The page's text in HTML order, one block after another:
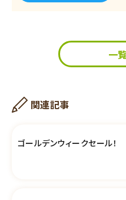
一
関連記事
ゴールデンウィークセール！